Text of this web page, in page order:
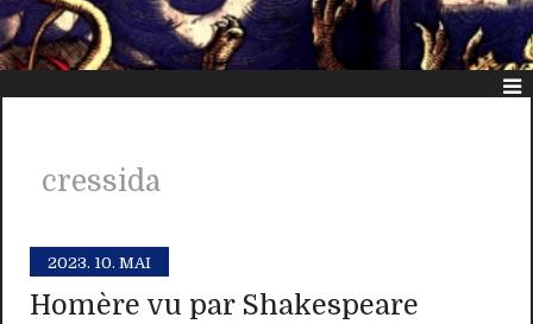
cressida
2023. 10. MAI
Homère vu par Shakespeare